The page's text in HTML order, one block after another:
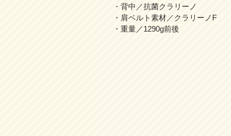
・背中／抗菌クラリーノ
・肩ベルト素材／クラリーノF
・重量／1290g前後